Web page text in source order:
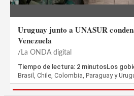
Uruguay junto a UNASUR
Venezuela
La ONDA digital
Tiempo de lectura: 2 minutosLos
Brasil, Chile, Colombia, Paraguay y